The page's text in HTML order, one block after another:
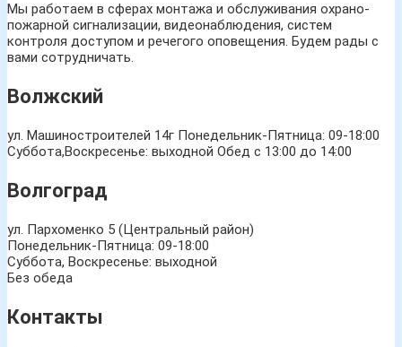
Мы работаем в сферах монтажа и обслуживания охрано-
пожарной сигнализации, видеонаблюдения, систем
контроля доступом и речегого оповещения. Будем рады с
вами сотрудничать.
Волжский
ул. Машиностроителей 14г Понедельник-Пятница: 09-18:00
Суббота,Воскресенье: выходной Обед с 13:00 до 14:00
Волгоград
ул. Пархоменко 5 (Центральный район)
Понедельник-Пятница: 09-18:00
Суббота, Воскресенье: выходной
Без обеда
Контакты